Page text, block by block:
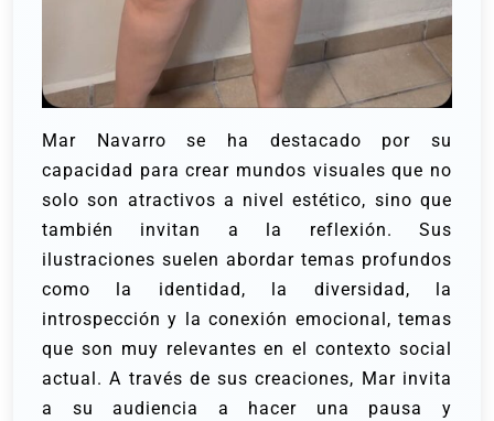
Mar Navarro se ha destacado por su
capacidad para crear mundos visuales que no
solo son atractivos a nivel estético, sino que
también invitan a la reflexión. Sus
ilustraciones suelen abordar temas profundos
como la identidad, la diversidad, la
introspección y la conexión emocional, temas
que son muy relevantes en el contexto social
actual. A través de sus creaciones, Mar invita
a su audiencia a hacer una pausa y